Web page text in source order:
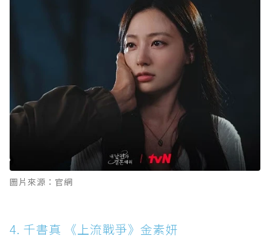
圖片來源：官網
4. 千書真 《上流戰爭》金素妍